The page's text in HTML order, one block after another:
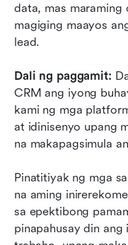
data, mas
magiging maayos
lead.
Dali ng paggamit:
CRM ang iyong
kami ng mga
at idinisenyo upang
na makapagsimula
Pinatitiyak ng mga
na aming
sa epektibong
pinapahusay din